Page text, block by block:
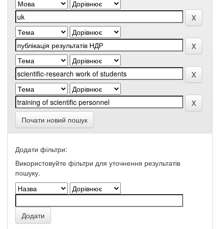
Почати новий пошук
Додати фільтри:
Використовуйте фільтри для уточнення результатів
пошуку.